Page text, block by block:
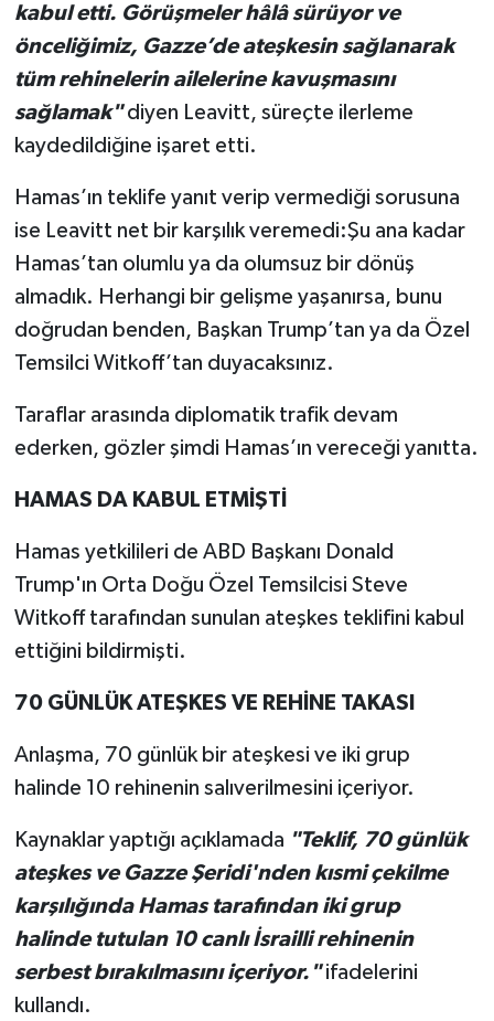
kabul etti. Görüşmeler hâlâ sürüyor ve
önceliğimiz, Gazze’de ateşkesin sağlanarak
tüm rehinelerin ailelerine kavuşmasını
sağlamak"diyen Leavitt, süreçte ilerleme
kaydedildiğine işaret etti.
Hamas’ın teklife yanıt verip vermediği sorusuna
ise Leavitt net bir karşılık veremedi:Şu ana kadar
Hamas’tan olumlu ya da olumsuz bir dönüş
almadık. Herhangi bir gelişme yaşanırsa, bunu
doğrudan benden, Başkan Trump’tan ya da Özel
Temsilci Witkoff’tan duyacaksınız.
Taraflar arasında diplomatik trafik devam
ederken, gözler şimdi Hamas’ın vereceği yanıtta.
HAMAS DA KABUL ETMİŞTİ
Hamas yetkilileri de ABD Başkanı Donald
Trump'ın Orta Doğu Özel Temsilcisi Steve
Witkoff tarafından sunulan ateşkes teklifini kabul
ettiğini bildirmişti.
70 GÜNLÜK ATEŞKES VE REHİNE TAKASI
Anlaşma, 70 günlük bir ateşkesi ve iki grup
halinde 10 rehinenin salıverilmesini içeriyor.
Kaynaklar yaptığı açıklamada "Teklif, 70 günlük
ateşkes ve Gazze Şeridi'nden kısmi çekilme
karşılığında Hamas tarafından iki grup
halinde tutulan 10 canlı İsrailli rehinenin
serbest bırakılmasını içeriyor."ifadelerini
kullandı.